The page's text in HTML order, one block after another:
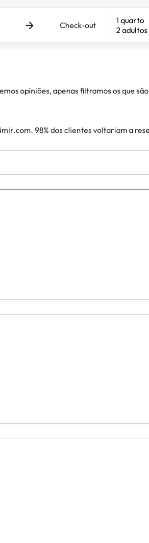
Check-out
1 quarto
2 adultos
opiniões, apenas filtramos os que
98% dos clientes voltariam a